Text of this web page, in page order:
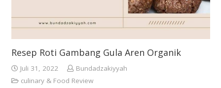
Resep Roti Gambang Gula Aren Organik
Juli 31, 2022
Bundadzakiyyah
culinary & Food Review